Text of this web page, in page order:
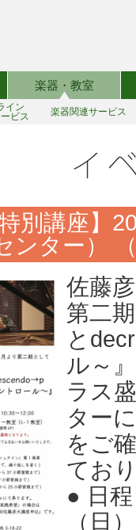
楽器・教室
イン
ビス
楽器関連サービス
特別講座】
ンター）
佐藤
第二
と
ル～
ラス
ター
をご
てお
● 日
（日